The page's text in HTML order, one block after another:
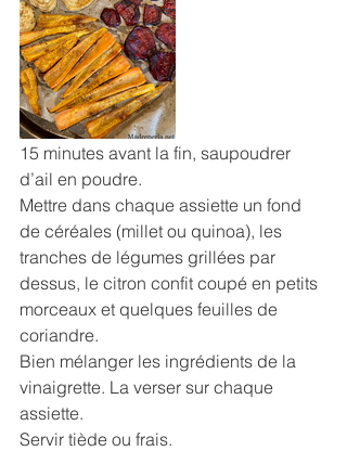
15 minutes avant la fin, saupoudrer
d’ail en poudre.
Mettre dans chaque assiette un fond
de céréales (millet ou quinoa), les
tranches de légumes grillées par
dessus, le citron confit coupé en petits
morceaux et quelques feuilles de
coriandre.
Bien mélanger les ingrédients de la
vinaigrette. La verser sur chaque
assiette.
Servir tiède ou frais.